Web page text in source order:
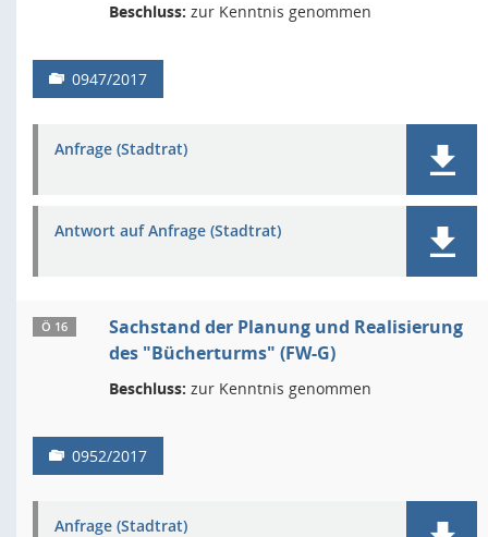
Beschluss: zur Kenntnis genommen
0947/2017
Anfrage (Stadtrat)
Antwort auf Anfrage (Stadtrat)
Ö 16
Sachstand der Planung und Realisierung
des "Bücherturms" (FW-G)
Beschluss: zur Kenntnis genommen
0952/2017
Anfrage (Stadtrat)